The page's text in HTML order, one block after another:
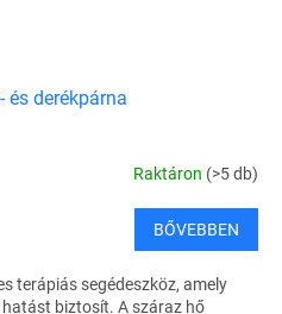
és derékpárna
Raktáron (>5 db)
BŐVEBBEN
terápiás segédeszköz, amely
biztosít. A száraz hő